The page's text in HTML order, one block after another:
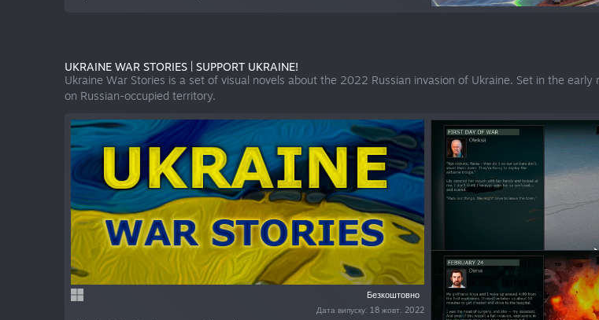
UKRAINE WAR STORIES | SUPPORT UKRAINE!
Ukraine War Stories is a set of visual novels about the 2022 Russian invasion of Ukraine. Set in the
on Russian-occupied territory.
Безкоштовно
Дата випуску: 18 жовт. 2022